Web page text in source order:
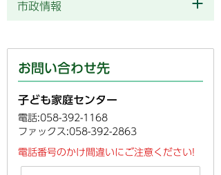
市政情報
お問い合わせ先
子ども家庭センター
電話:058-392-1168
ファックス:058-392-2863
電話番号のかけ間違いにご注意ください!